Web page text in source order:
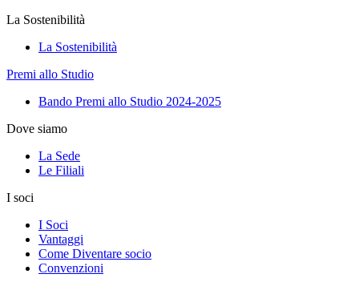
La Sostenibilità
La Sostenibilità
Premi allo Studio
Bando Premi allo Studio 2024-2025
Dove siamo
La Sede
Le Filiali
I soci
I Soci
Vantaggi
Come Diventare socio
Convenzioni